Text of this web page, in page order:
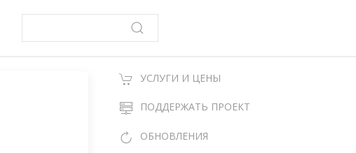
УСЛУГИ И ЦЕНЫ
ПОДДЕРЖАТЬ ПРОЕКТ
ОБНОВЛЕНИЯ